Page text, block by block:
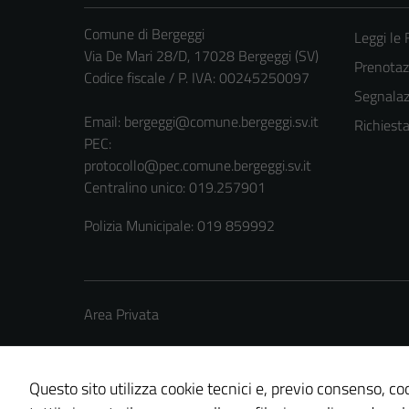
Comune di Bergeggi
Via De Mari 28/D, 17028 Bergeggi (SV)
Codice fiscale / P. IVA: 00245250097
Email: bergeggi@comune.bergeggi.sv.it
PEC:
protocollo@pec.comune.bergeggi.sv.it
Centralino unico: 019.257901
Polizia Municipale: 019 859992
Leggi le
Area Privata
Questo sito utilizza cookie tecnici e, previo consenso,